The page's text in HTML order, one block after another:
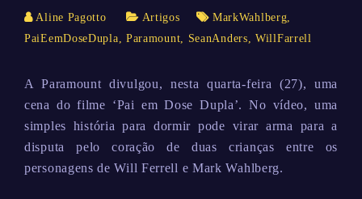
Aline Pagotto Artigos MarkWahlberg,
PaiEemDoseDupla, Paramount, SeanAnders,WillFarrell
A Paramount divulgou, nesta quarta-feira (27), uma
cena do filme ‘Pai em Dose Dupla’. No vídeo, uma
simples história para dormir pode virar arma para a
disputa pelo coração de duas crianças entre os
personagens de Will Ferrell e Mark Wahlberg.